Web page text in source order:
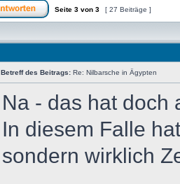
Seite 3 von 3 [ 27 Beiträge ]
Betreff des Beitrags: Re: Nilbarsche in Ägypten
Na - das hat doch
In diesem Falle
sondern wirklich